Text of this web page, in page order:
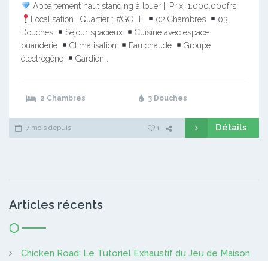
Appartement haut standing à louer || Prix: 1.000.000frs
Localisation | Quartier : #GOLF
02 Chambres
03
Douches
Séjour spacieux
Cuisine avec espace
buanderie
Climatisation Eau chaude
Groupe
électrogène
Gardien…
2 Chambres 3 Douches
7 mois depuis 1 Détails
Articles récents
Chicken Road: Le Tutoriel Exhaustif du Jeu de Maison